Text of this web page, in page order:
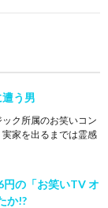
う男
ク所属のお笑いコン
家を出るまでは霊感
の「お笑いTV オ
か!?